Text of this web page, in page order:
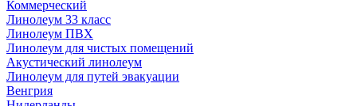
Коммерческий
Линолеум 33 класс
Линолеум ПВХ
Линолеум для чистых помещений
Акустический линолеум
Линолеум для путей эвакуации
Венгрия